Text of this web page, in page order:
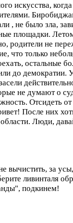
искусства, когда
, не было зла,
площадки.
родители не
что только
остальные
до демократии.
не думают о
Отсидеть от
После них
Люди,
вычистить, за
ливинталя
подкинем!